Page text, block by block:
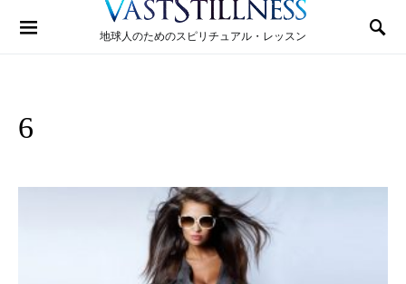
地球人のためのスピリチュアル・レッスン
Search for:
6